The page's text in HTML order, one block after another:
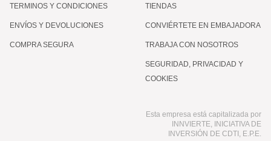
TERMINOS Y CONDICIONES
ENVÍOS Y DEVOLUCIONES
COMPRA SEGURA
TIENDAS
CONVIÉRTETE EN EMBAJADORA
TRABAJA CON NOSOTROS
SEGURIDAD, PRIVACIDAD Y
COOKIES
Esta empresa está capitalizada por
INNVIERTE, INICIATIVA DE
INVERSIÓN DE CDTI, E.P.E.